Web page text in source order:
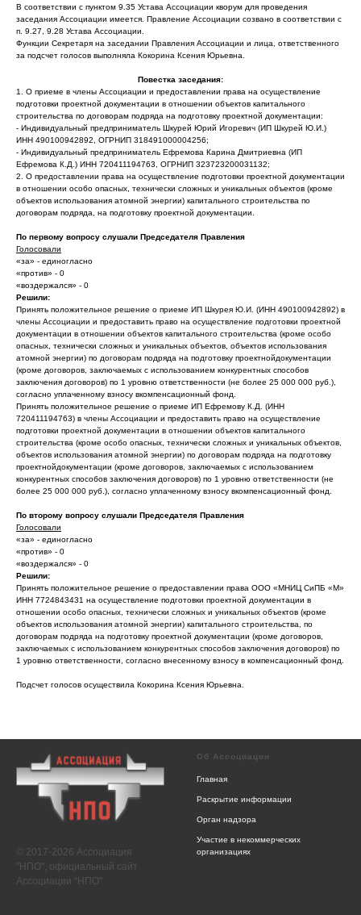
В соответствии с пунктом 9.35 Устава Ассоциации кворум для проведения
заседания Ассоциации имеется. Правление Ассоциации созвано в соответствии с
п. 9.27, 9.28 Устава Ассоциации.
Функции Секретаря на заседании Правления Ассоциации и лица, ответственного
за подсчет голосов выполняла Кокорина Ксения Юрьевна.
Повестка заседания:
1. О приеме в члены Ассоциации и предоставлении права на осуществление
подготовки проектной документации в отношении объектов капитального
строительства по договорам подряда на подготовку проектной документации:
- Индивидуальный предприниматель Шкурей Юрий Игоревич (ИП Шкурей Ю.И.)
ИНН 490100942892, ОГРНИП 318491000004256;
- Индивидуальный предприниматель Ефремова Карина Дмитриевна (ИП
Ефремова К.Д.) ИНН 720411194763, ОГРНИП 323723200031132;
2. О предоставлении права на осуществление подготовки проектной документации
в отношении особо опасных, технически сложных и уникальных объектов (кроме
объектов использования атомной энергии) капитального строительства по
договорам подряда, на подготовку проектной документации.
По первому вопросу слушали Председателя Правления
Голосовали
«за» - единогласно
«против» - 0
«воздержался» - 0
Решили:
Принять положительное решение о приеме ИП Шкурея Ю.И. (ИНН 490100942892) в
члены Ассоциации и предоставить право на осуществление подготовки проектной
документации в отношении объектов капитального строительства (кроме особо
опасных, технически сложных и уникальных объектов, объектов использования
атомной энергии) по договорам подряда на подготовку проектнойдокументации
(кроме договоров, заключаемых с использованием конкурентных способов
заключения договоров) по 1 уровню ответственности (не более 25 000 000 руб.),
согласно уплаченному взносу вкомпенсационный фонд.
Принять положительное решение о приеме ИП Ефремову К.Д. (ИНН
720411194763) в члены Ассоциации и предоставить право на осуществление
подготовки проектной документации в отношении объектов капитального
строительства (кроме особо опасных, технически сложных и уникальных объектов,
объектов использования атомной энергии) по договорам подряда на подготовку
проектнойдокументации (кроме договоров, заключаемых с использованием
конкурентных способов заключения договоров) по 1 уровню ответственности (не
более 25 000 000 руб.), согласно уплаченному взносу вкомпенсационный фонд.
По второму вопросу слушали Председателя Правления
Голосовали
«за» - единогласно
«против» - 0
«воздержался» - 0
Решили:
Принять положительное решение о предоставлении права ООО «МНИЦ СиПБ «М»
ИНН 7724843431 на осуществление подготовки проектной документации в
отношении особо опасных, технически сложных и уникальных объектов (кроме
объектов использования атомной энергии) капитального строительства, по
договорам подряда на подготовку проектной документации (кроме договоров,
заключаемых с использованием конкурентных способов заключения договоров) по
1 уровню ответственности, согласно внесенному взносу в компенсационный фонд.
Подсчет голосов осуществила Кокорина Ксения Юрьевна.
© 2017-2026 Ассоциация
"НПО", официальный сайт
Ассоциации "НПО"
Об Ассоциации
Главная
Раскрытие информации
Орган надзора
Участие в некоммерческих
организациях